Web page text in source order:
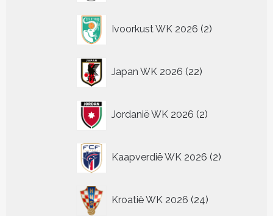
Ivoorkust WK 2026 2
producten
Japan WK 2026 22
producten
Jordanië WK 2026 2
producten
Kaapverdië WK 2026 2
producten
Kroatië WK 2026 24
producten